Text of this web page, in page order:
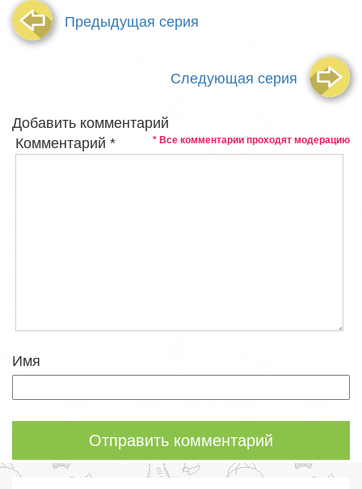
Предыдущая серия
Следующая серия
Добавить комментарий
* Все комментарии проходят модерацию
Комментарий*
Имя